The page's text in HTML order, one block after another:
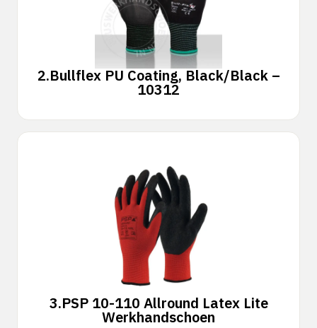
2.Bullflex PU Coating, Black/Black –
10312
3.PSP 10-110 Allround Latex Lite
Werkhandschoen